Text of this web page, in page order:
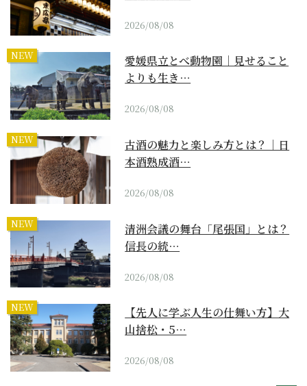
2026/08/08
NEW
愛媛県立とべ動物園｜見せること
よりも生き…
2026/08/08
NEW
古酒の魅力と楽しみ方とは？｜日
本酒熟成酒…
2026/08/08
NEW
清洲会議の舞台「尾張国」とは？
信長の統…
2026/08/08
NEW
【先人に学ぶ人生の仕舞い方】大
山捨松・5…
2026/08/08